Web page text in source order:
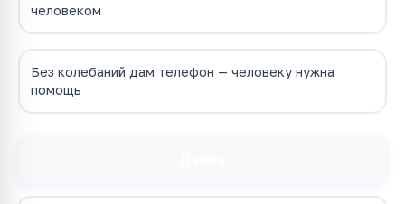
человеком
Без колебаний дам телефон — человеку нужна
помощь